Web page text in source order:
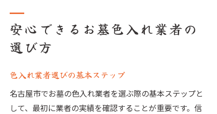
安心できるお墓色入れ業者の
選び方
色入れ業者選びの基本ステップ
名古屋市でお墓の色入れ業者を選ぶ際の基本ステップと
して、最初に業者の実績を確認することが重要です。信